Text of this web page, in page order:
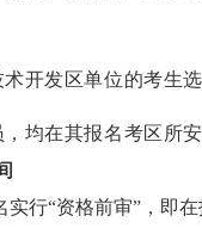
开发区单位的考生选
均在其报名考区所
实行“资格前审”，即